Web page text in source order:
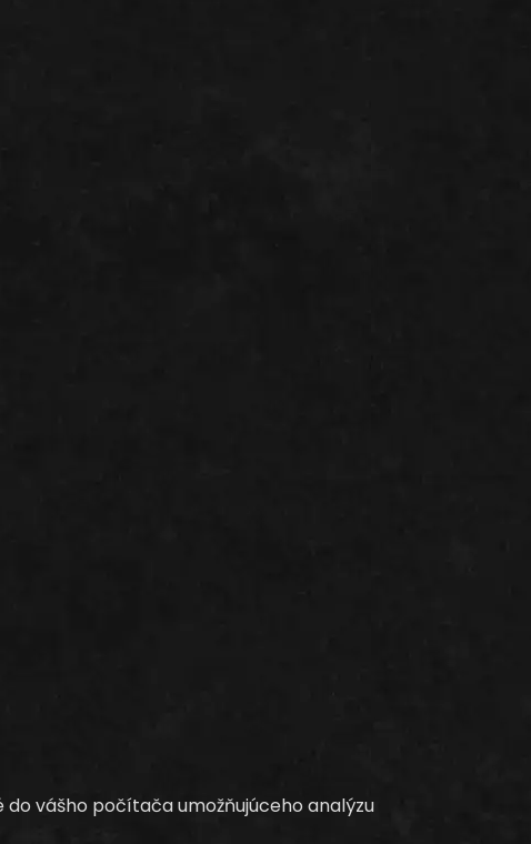
do vášho počítača umožňujúceho analýzu